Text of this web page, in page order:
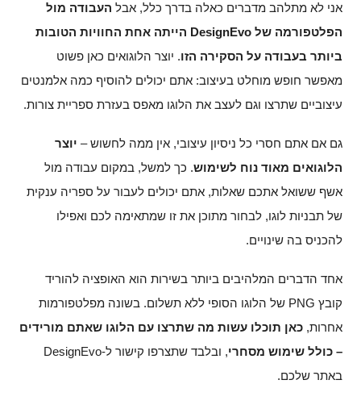
אני לא מתלהב מדברים כאלה בדרך כלל, אבל העבודה מול
הפלטפורמה של DesignEvo הייתה אחת החוויות הטובות
ביותר בעבודה על הסקירה הזו. יוצר הלוגואים כאן פשוט
מאפשר חופש מוחלט בעיצוב: אתם יכולים להוסיף כמה אלמנטים
עיצוביים שתרצו וגם לעצב את הלוגו מאפס בעזרת ספריית צורות.
גם אם אתם חסרי כל ניסיון עיצובי, אין ממה לחשוש – יוצר
הלוגואים מאוד נוח לשימוש. כך למשל, במקום עבודה מול
אשף ששואל אתכם שאלות, אתם יכולים לעבור על ספריה ענקית
של תבניות לוגו, לבחור מתוכן את זו שמתאימה לכם ואפילו
להכניס בה שינויים.
אחד הדברים המלהיבים ביותר בשירות הוא האופציה להוריד
קובץ PNG של הלוגו הסופי ללא תשלום. בשונה מפלטפורמות
אחרות, כאן תוכלו עשות מה שתרצו עם הלוגו שאתם מורידים
– כולל שימוש מסחרי
, ובלבד שתצרפו קישור ל-DesignEvo
באתר שלכם.